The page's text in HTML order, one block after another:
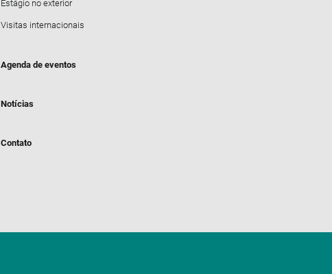
Estágio no exterior
Visitas internacionais
Agenda de eventos
Notícias
Contato